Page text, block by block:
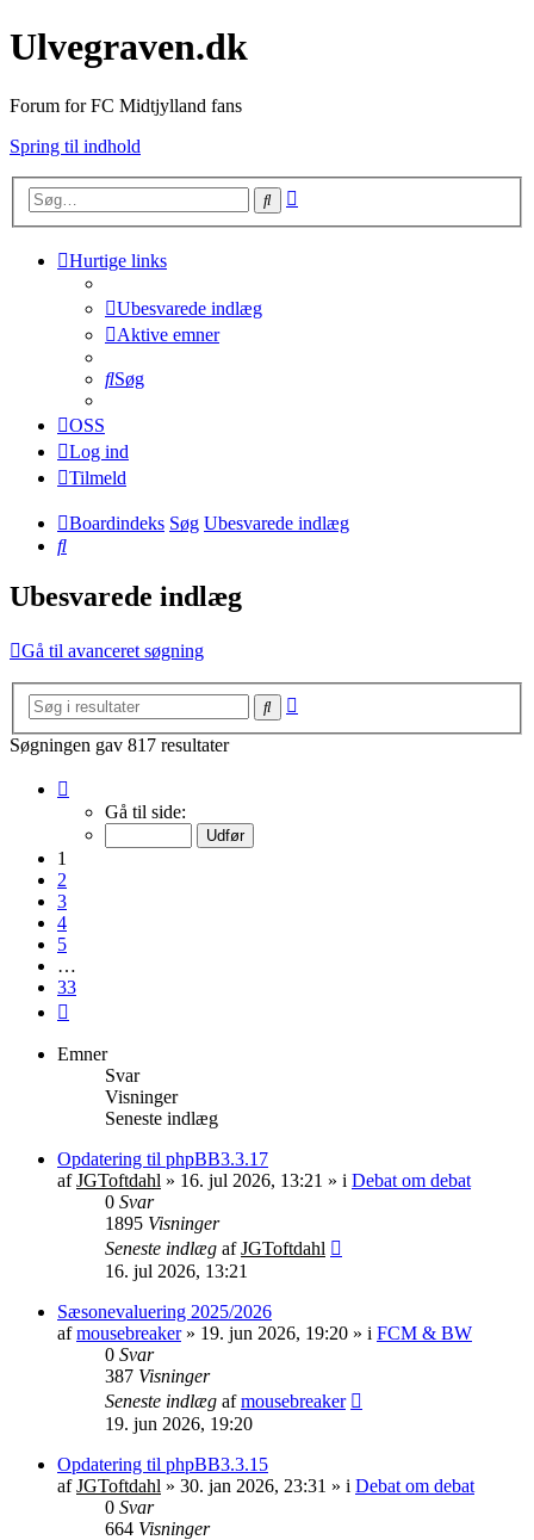
Ulvegraven.dk
Forum for FC Midtjylland fans
Spring til indhold
Søg
Hurtige links
Ubesvarede indlæg
Aktive emner
Søg
OSS
Log ind
Tilmeld
Boardindeks Søg Ubesvarede indlæg
Søg
Ubesvarede indlæg
Gå til avanceret søgning
Søg
Søgningen gav 817 resultater
Gå til side:
1
2
3
4
5
…
33
Emner
Svar
Visninger
Seneste indlæg
Opdatering til phpBB3.3.17
afJGToftdahl » 16. jul 2026, 13:21 » i Debat om debat
0 Svar
1895 Visninger
Seneste indlæg afJGToftdahl
16. jul 2026, 13:21
Sæsonevaluering 2025/2026
afmousebreaker» 19. jun 2026, 19:20 » i FCM & BW
0 Svar
387 Visninger
Seneste indlæg afmousebreaker
19. jun 2026, 19:20
Opdatering til phpBB3.3.15
afJGToftdahl » 30. jan 2026, 23:31 » i Debat om debat
0 Svar
664 Visninger